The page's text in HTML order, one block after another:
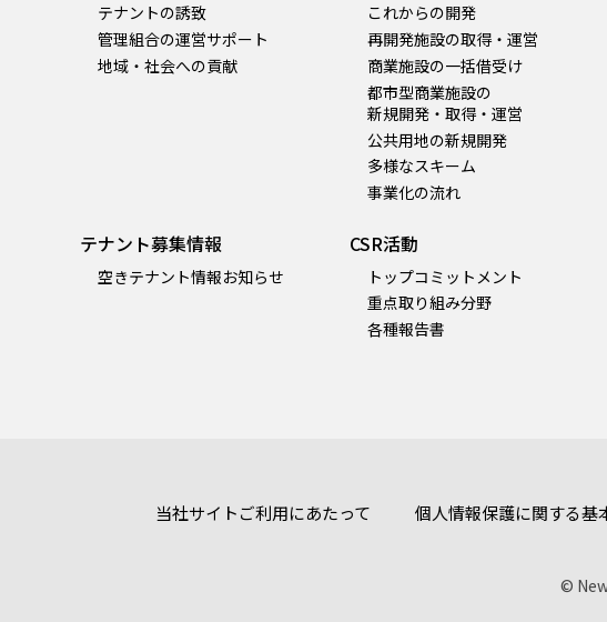
テナントの誘致
管理組合の運営サポート
地域・社会への貢献
これからの開発
再開発施設の取得・運営
商業施設の一括借受け
都市型商業施設の
新規開発・取得・運営
公共用地の新規開発
多様なスキーム
事業化の流れ
テナント募集情報
空きテナント情報お知らせ
CSR活動
トップコミットメント
重点取り組み分野
各種報告書
当社サイトご利用にあたって 個人情報保護に関する基
©